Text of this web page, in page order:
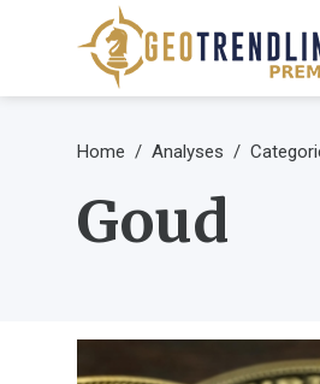
Home Analyses
Goud